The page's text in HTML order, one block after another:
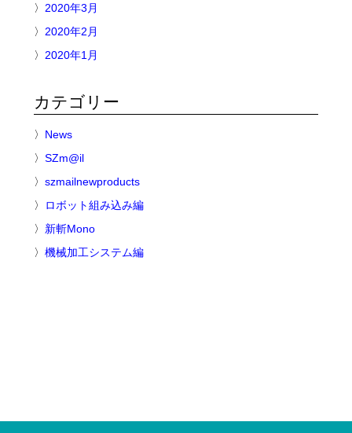
2020年3月
2020年2月
2020年1月
カテゴリー
News
SZm@il
szmailnewproducts
ロボット組み込み編
新斬Mono
機械加工システム編